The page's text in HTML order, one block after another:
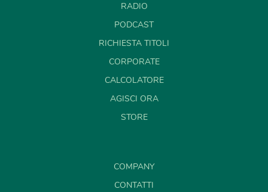
RADIO
PODCAST
RICHIESTA TITOLI
CORPORATE
CALCOLATORE
AGISCI ORA
STORE
COMPANY
CONTATTI